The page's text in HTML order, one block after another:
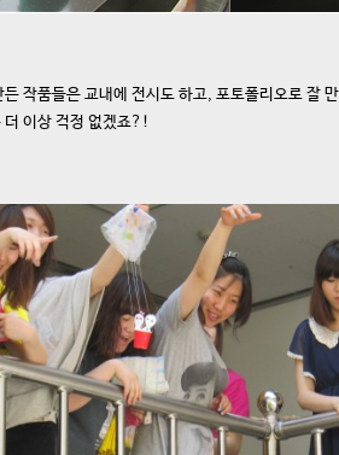
작품들은 교내에 전시도 하고, 포토폴리오로 잘
더 이상 걱정 없겠죠?!